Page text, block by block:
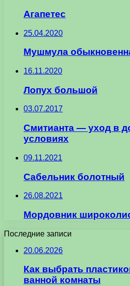
Агапетес
25.04.2020
Мушмула
16.11.2020
Лопух большой
03.07.2017
Смитианта — уход в
условиях
09.11.2021
Сабельник болотный
26.08.2021
Мордовник
Последние записи
20.06.2026
Как выбрать
ванной комнаты